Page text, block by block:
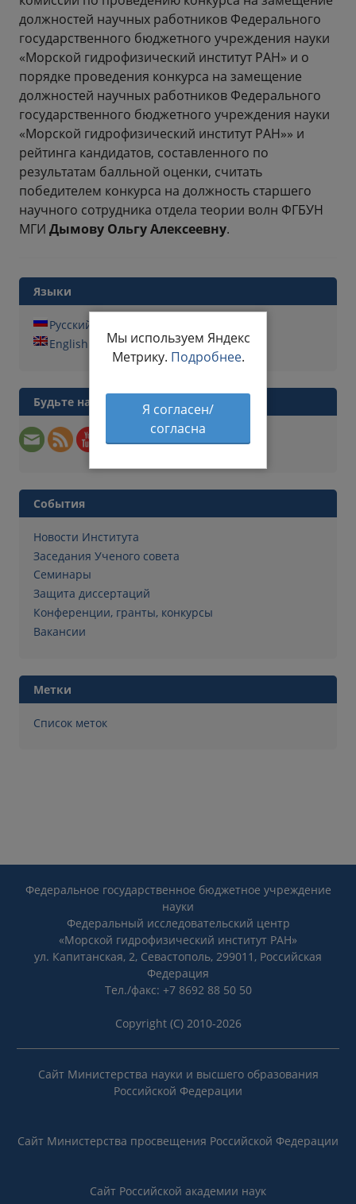
должностей научных работников Федерального
государственного бюджетного учреждения науки
«Морской гидрофизический институт РАН» и о
порядке проведения конкурса на замещение
должностей научных работников Федерального
государственного бюджетного учреждения науки
«Морской гидрофизический институт РАН»» и
рейтинга кандидатов, составленного по
результатам балльной оценки, считать
победителем конкурса на должность старшего
научного сотрудника отдела теории волн ФГБУН
МГИ Дымову Ольгу Алексеевну.
Языки
Русский
English
Будьте на связи
События
Новости Института
Заседания Ученого совета
Семинары
Защита диссертаций
Конференции, гранты, конкурсы
Вакансии
Метки
Список меток
Федеральное государственное бюджетное учреждение
науки
Федеральный исследовательский центр
«Морской гидрофизический институт РАН»
ул. Капитанская, 2, Севастополь, 299011, Российская
Федерация
Тел./факс: +7 8692 88 50 50
Copyright (C) 2010-2026
Сайт Министерства науки и высшего образования
Российской Федерации
Сайт Министерства просвещения Российской Федерации
Сайт Российской академии наук
Мы используем Яндекс
Метрику. Подробнее.
Я согласен/
согласна